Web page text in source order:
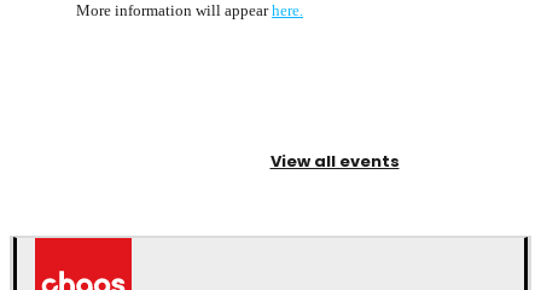
More information will appearhere.
View all events